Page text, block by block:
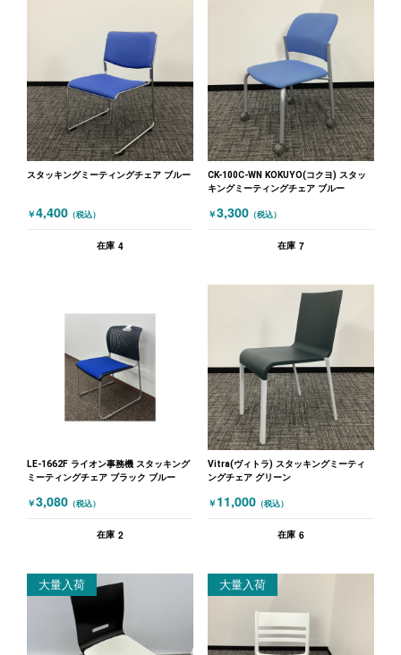
スタッキングミーティングチェア ブルー
￥4,400 （税込）
在庫 4
CK-100C-WN KOKUYO(コクヨ) スタッ
キングミーティングチェア ブルー
￥3,300 （税込）
在庫 7
LE-1662F ライオン事務機 スタッキング
ミーティングチェア ブラック ブルー
￥3,080 （税込）
在庫 2
Vitra(ヴィトラ) スタッキングミーティ
ングチェア グリーン
￥ 11,000 （税込）
在庫 6
大量入荷 大量入荷